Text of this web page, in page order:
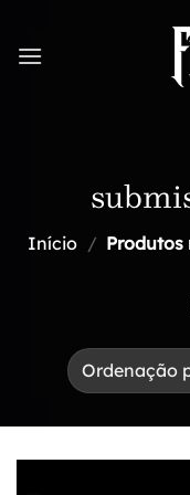
content
Início / Produtos